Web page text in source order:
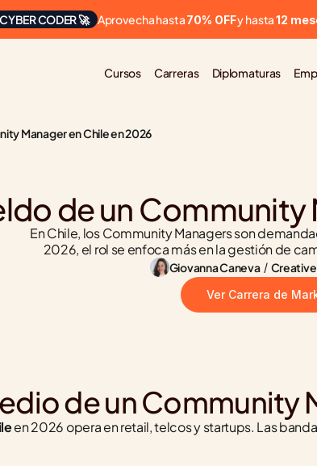
CYBER CODER 🚀 Aprovecha hasta 70% OFF y hasta 12
Cursos Carreras Diplomaturas
Manager en Chile en 2026
de un Community
En Chile, los Community Managers son
2026, el rol se enfoca más en la gestión de
Giovanna Caneva /
Ver Carrera de
de un Community
en 2026 opera en retail, telcos y startups. Las